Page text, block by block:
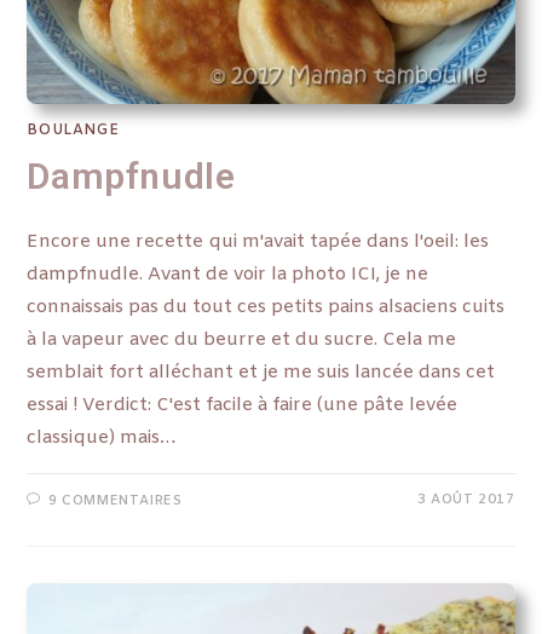
BOULANGE
Dampfnudle
Encore une recette qui m'avait tapée dans l'oeil: les
dampfnudle. Avant de voir la photo ICI, je ne
connaissais pas du tout ces petits pains alsaciens cuits
à la vapeur avec du beurre et du sucre. Cela me
semblait fort alléchant et je me suis lancée dans cet
essai ! Verdict: C'est facile à faire (une pâte levée
classique) mais…
9 COMMENTAIRES 3 AOÛT 2017